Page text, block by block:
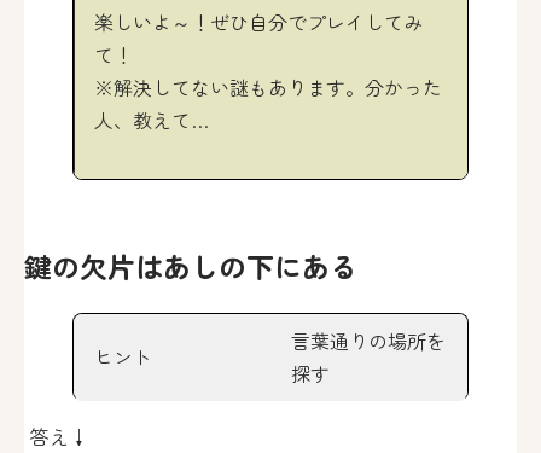
楽しいよ～！ぜひ自分でプレイしてみ
て！
※解決してない謎もあります。分かった
人、教えて…
鍵の欠片はあしの下にある
ヒント
言葉通りの場所を
探す
答え↓